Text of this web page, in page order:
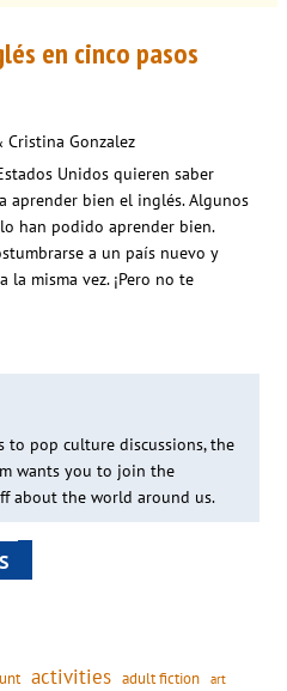
en cinco pasos
Gonzalez
Unidos quieren saber
aprender bien el inglés. Algunos
han podido aprender bien.
a un país nuevo y
misma vez. ¡Pero no te
to pop culture discussions, the
wants you to join the
about the world around us.
activities adult fiction art